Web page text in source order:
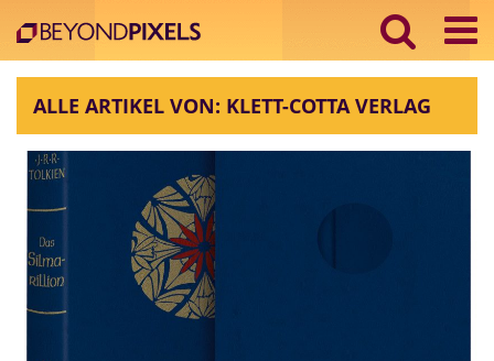
ALLE ARTIKEL VON: KLETT-COTTA VERLAG